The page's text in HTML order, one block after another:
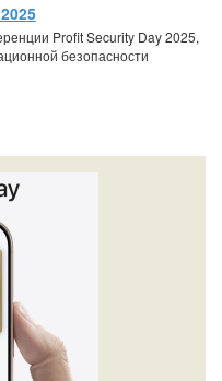
Profit Security Day 2025,
безопасности